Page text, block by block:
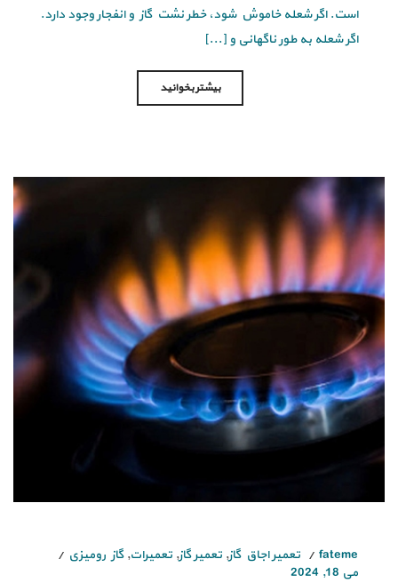
است. اگر شعله خاموش شود، خطر نشت گاز و انفجار وجود دارد.
اگر شعله به طور ناگهانی و [...]
بیشتر بخوانید
fateme تعمیر اجاق گاز, تعمیر گاز, تعمیرات,گاز رومیزی
می 18, 2024